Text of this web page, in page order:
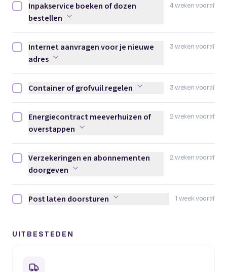
4 weken vooraf
Inpakservice boeken of dozen bestellen afvinken
Inpakservice boeken of dozen
bestellen
3 weken vooraf
Internet aanvragen voor je nieuwe adres afvinken
Internet aanvragen voor je nieuwe
adres
3 weken vooraf
Container of grofvuil regelen afvinken
Container of grofvuil regelen
2 weken vooraf
Energiecontract meeverhuizen of overstappen afvinken
Energiecontract meeverhuizen of
overstappen
2 weken vooraf
Verzekeringen en abonnementen doorgeven afvinken
Verzekeringen en abonnementen
doorgeven
1 week vooraf
Post laten doorsturen afvinken
Post laten doorsturen
UITBESTEDEN